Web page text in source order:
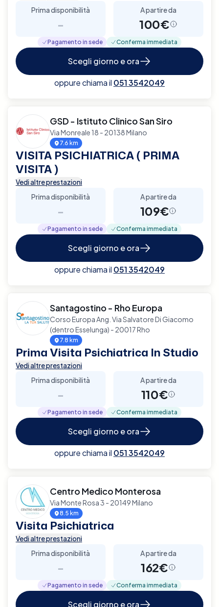
Prima disponibilità
-
A partire da
100€
Pagamento in sede Conferma immediata
Scegli giorno e ora
oppure chiama il 051 3542049
GSD - Istituto Clinico San Siro
Via Monreale 18 - 20138 Milano
7.6 km
VISITA PSICHIATRICA ( PRIMA
VISITA )
Vedi altre prestazioni
Prima disponibilità
-
A partire da
109€
Pagamento in sede Conferma immediata
Scegli giorno e ora
oppure chiama il 051 3542049
Santagostino - Rho Europa
Corso Europa Ang. Via Salvatore Di Giacomo
(dentro Esselunga) - 20017 Rho
7.8 km
Prima Visita Psichiatrica In Studio
Vedi altre prestazioni
Prima disponibilità
-
A partire da
110€
Pagamento in sede Conferma immediata
Scegli giorno e ora
oppure chiama il 051 3542049
Centro Medico Monterosa
Via Monte Rosa 3 - 20149 Milano
8.5 km
Visita Psichiatrica
Vedi altre prestazioni
Prima disponibilità
-
A partire da
162€
Pagamento in sede Conferma immediata
Scegli giorno e ora